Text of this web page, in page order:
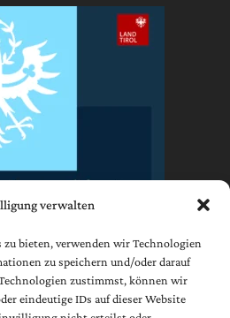
verwalten
bieten, verwenden wir Technologien
zu speichern und/oder darauf
zustimmst, können wir
eindeutige IDs auf dieser Website
Impressum